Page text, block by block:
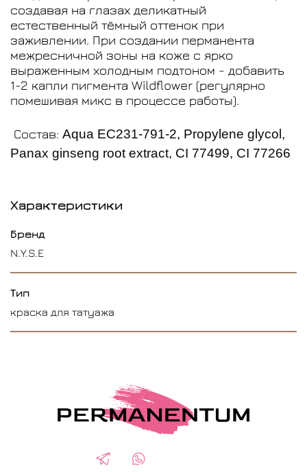
создавая на глазах деликатный
естественный тёмный оттенок при
заживлении. При создании перманента
межресничной зоны на коже с ярко
выраженным холодным подтоном - добавить
1-2 капли пигмента Wildflower (регулярно
помешивая микс в процессе работы).
Состав: Aqua EC231-791-2, Propylene glycol,
Panax ginseng root extract, CI 77499, CI 77266
Характеристики
Бренд
N.Y.S.E
Тип
краска для татуажа